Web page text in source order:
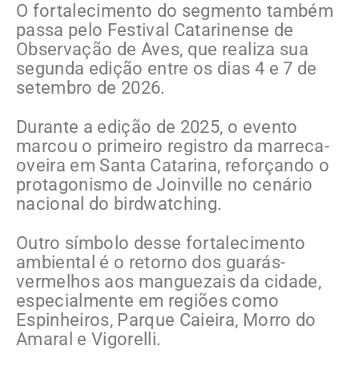
O fortalecimento do segmento também
passa pelo Festival Catarinense de
Observação de Aves, que realiza sua
segunda edição entre os dias 4 e 7 de
setembro de 2026.
Durante a edição de 2025, o evento
marcou o primeiro registro da marreca-
oveira em Santa Catarina, reforçando o
protagonismo de Joinville no cenário
nacional do birdwatching.
Outro símbolo desse fortalecimento
ambiental é o retorno dos guarás-
vermelhos aos manguezais da cidade,
especialmente em regiões como
Espinheiros, Parque Caieira, Morro do
Amaral e Vigorelli.